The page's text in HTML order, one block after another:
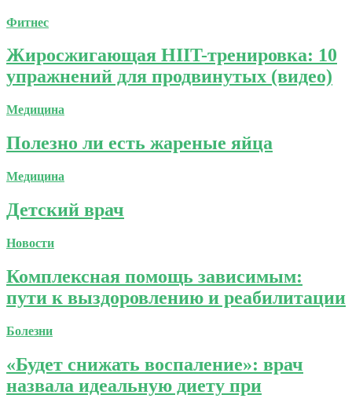
Фитнес
Жиросжигающая HIIT-тренировка: 10
упражнений для продвинутых (видео)
Медицина
Полезно ли есть жареные яйца
Медицина
Детский врач
Новости
Комплексная помощь зависимым:
пути к выздоровлению и реабилитации
Болезни
«Будет снижать воспаление»: врач
назвала идеальную диету при